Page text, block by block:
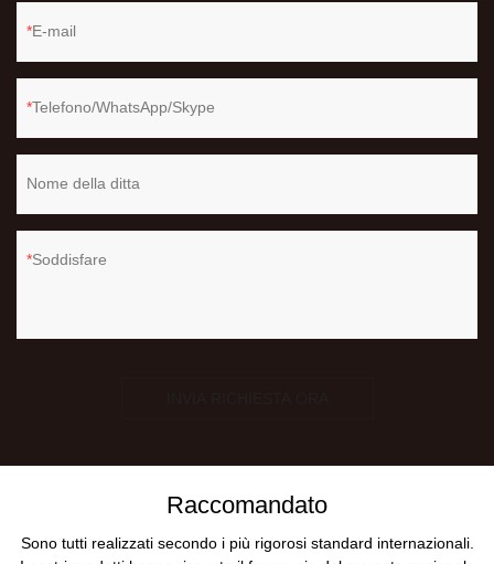
E-mail
Telefono/WhatsApp/Skype
Nome della ditta
Soddisfare
Raccomandato
Sono tutti realizzati secondo i più rigorosi standard internazionali.